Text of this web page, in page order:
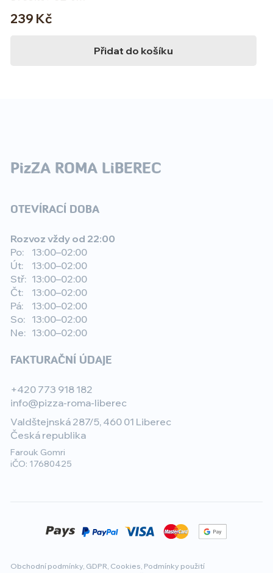
239 Kč
Přidat do košíku
PizZA ROMA LiBEREC
OTEVÍRACÍ DOBA
Rozvoz vždy od 22:00
Po:
13:00–02:00
Út:
13:00–02:00
Stř: 13:00–02:00
Čt:
13:00–02:00
Pá:
13:00–02:00
So: 13:00–02:00
Ne: 13:00–02:00
FAKTURAČNÍ ÚDAJE
+420 773 918 182
info@pizza-roma-liberec
Valdštejnská 287/5, 460 01 Liberec
Česká republika
Farouk Gomri
iČO: 17680425
Obchodní podmínky, GDPR, Cookies, Podmínky použití